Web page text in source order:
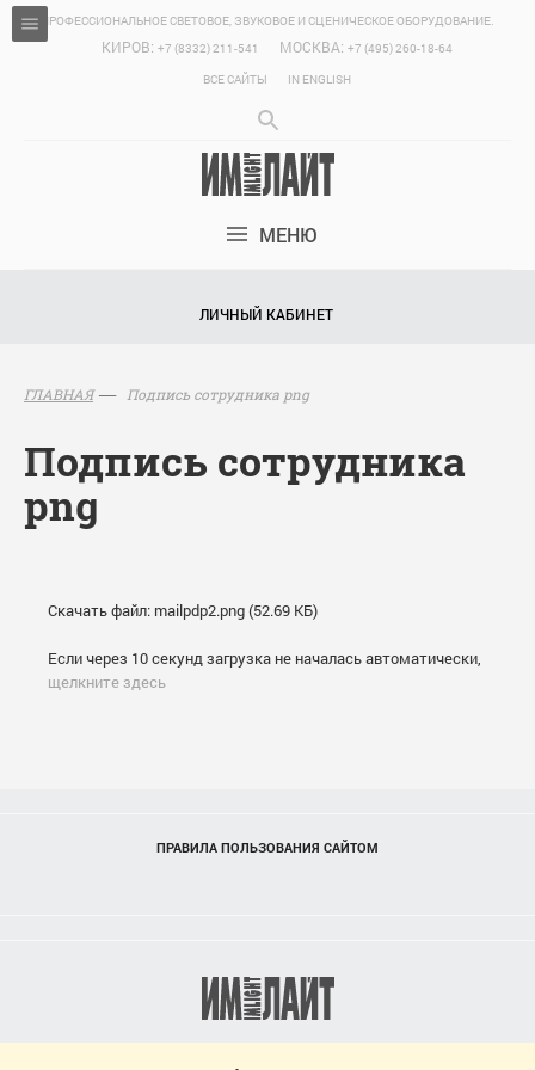
ПРОФЕССИОНАЛЬНОЕ СВЕТОВОЕ, ЗВУКОВОЕ И СЦЕНИЧЕСКОЕ ОБОРУДОВАНИЕ.
КИРОВ: +7 (8332) 211-541 МОСКВА: +7 (495) 260-18-64
ВСЕ САЙТЫ
IN ENGLISH
МЕНЮ
ЛИЧНЫЙ КАБИНЕТ
ГЛАВНАЯ Подпись сотрудника png
Подпись сотрудника
png
Скачать файл: mailpdp2.png (52.69 КБ)
Если через 10 секунд загрузка не началась автоматически,
щелкните здесь
ПРАВИЛА ПОЛЬЗОВАНИЯ САЙТОМ